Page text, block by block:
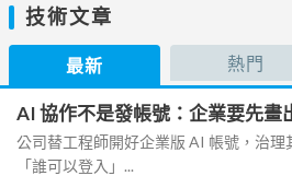
技術文章
最新 熱門
AI 協作不是發帳號：企業要先畫
公司替工程師開好企業版 AI 帳號，治
「誰可以登入」...